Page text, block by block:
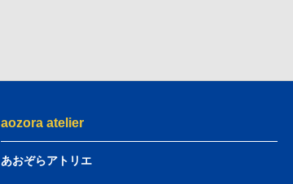
aozora atelier
あおぞらアトリエ